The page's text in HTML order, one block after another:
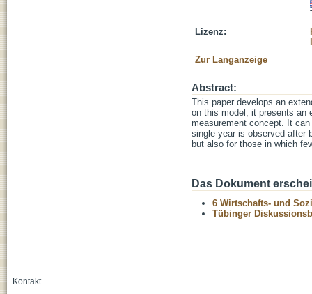
Lizenz:
Zur Langanzeige
Abstract:
This paper develops an
on this model, it presents an
measurement concept. It
single year is observed after
but also for those in which
Das Dokument
6 Wirtschafts- und
Tübinger
Kontakt